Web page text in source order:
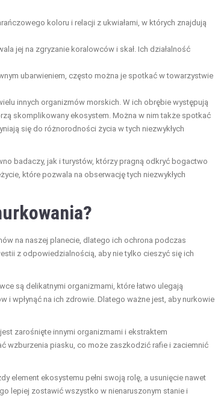
koloru i relacji z ukwiałami, w których znajdują
jej na zgryzanie koralowców i skał. Ich działalność
ubarwieniem, często można je spotkać w towarzystwie
innych organizmów morskich. W ich obrębie występują
skomplikowany ekosystem. Można w nim także spotkać
się do różnorodności życia w tych niezwykłych
badaczy, jak i turystów, którzy pragną odkryć bogactwo
które pozwala na obserwację tych niezwykłych
na naszej planecie, dlatego ich ochrona podczas
z odpowiedzialnością, aby nie tylko cieszyć się ich
są delikatnymi organizmami, które łatwo ulegają
i wpłynąć na ich zdrowie. Dlatego ważne jest, aby nurkowie
jest zarośnięte innymi organizmami i ekstraktem
wzburzenia piasku, co może zaszkodzić rafie i zaciemnić
element ekosystemu pełni swoją rolę, a usunięcie nawet
lepiej zostawić wszystko w nienaruszonym stanie i